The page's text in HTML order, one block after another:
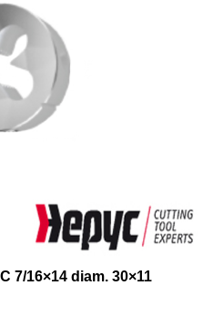
7/16×14 diam. 30×11